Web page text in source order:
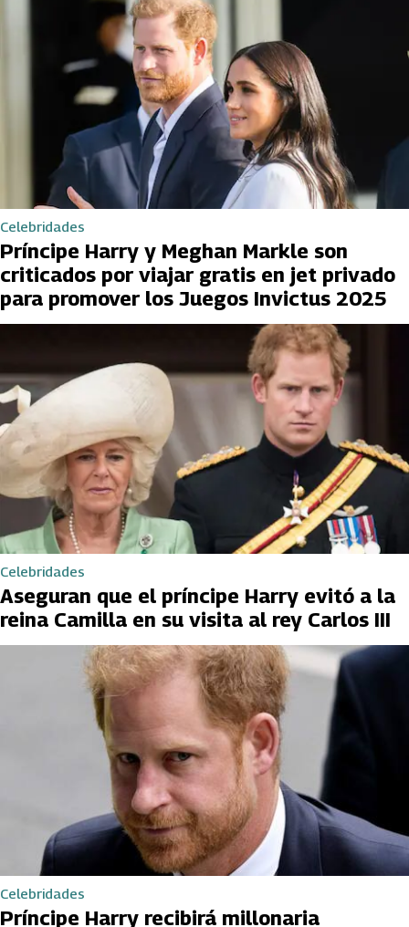
Celebridades
Príncipe Harry y Meghan Markle son
criticados por viajar gratis en jet privado
para promover los Juegos Invictus 2025
Celebridades
Aseguran que el príncipe Harry evitó a la
reina Camilla en su visita al rey Carlos III
Celebridades
Príncipe Harry recibirá millonaria